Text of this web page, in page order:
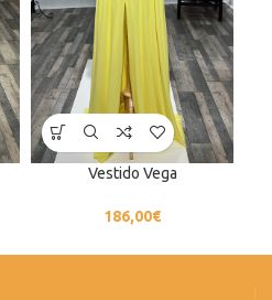
Vestido Vega
186,00€